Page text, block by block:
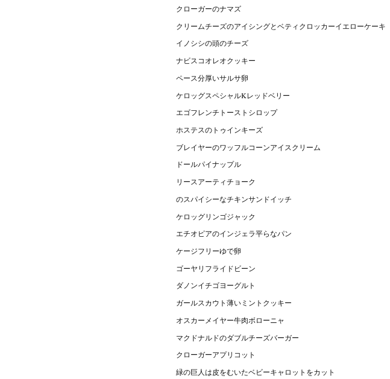
クローガーのナマズ
クリームチーズのアイシングとベティクロッカーイエローケーキ
イノシシの頭のチーズ
ナビスコオレオクッキー
ペース分厚いサルサ卵
ケロッグスペシャルKレッドベリー
エゴフレンチトーストシロップ
ホステスのトゥインキーズ
ブレイヤーのワッフルコーンアイスクリーム
ドールパイナップル
リースアーティチョーク
のスパイシーなチキンサンドイッチ
ケロッグリンゴジャック
エチオピアのインジェラ平らなパン
ケージフリーゆで卵
ゴーヤリフライドビーン
ダノンイチゴヨーグルト
ガールスカウト薄いミントクッキー
オスカーメイヤー牛肉ボローニャ
マクドナルドのダブルチーズバーガー
クローガーアプリコット
緑の巨人は皮をむいたベビーキャロットをカット